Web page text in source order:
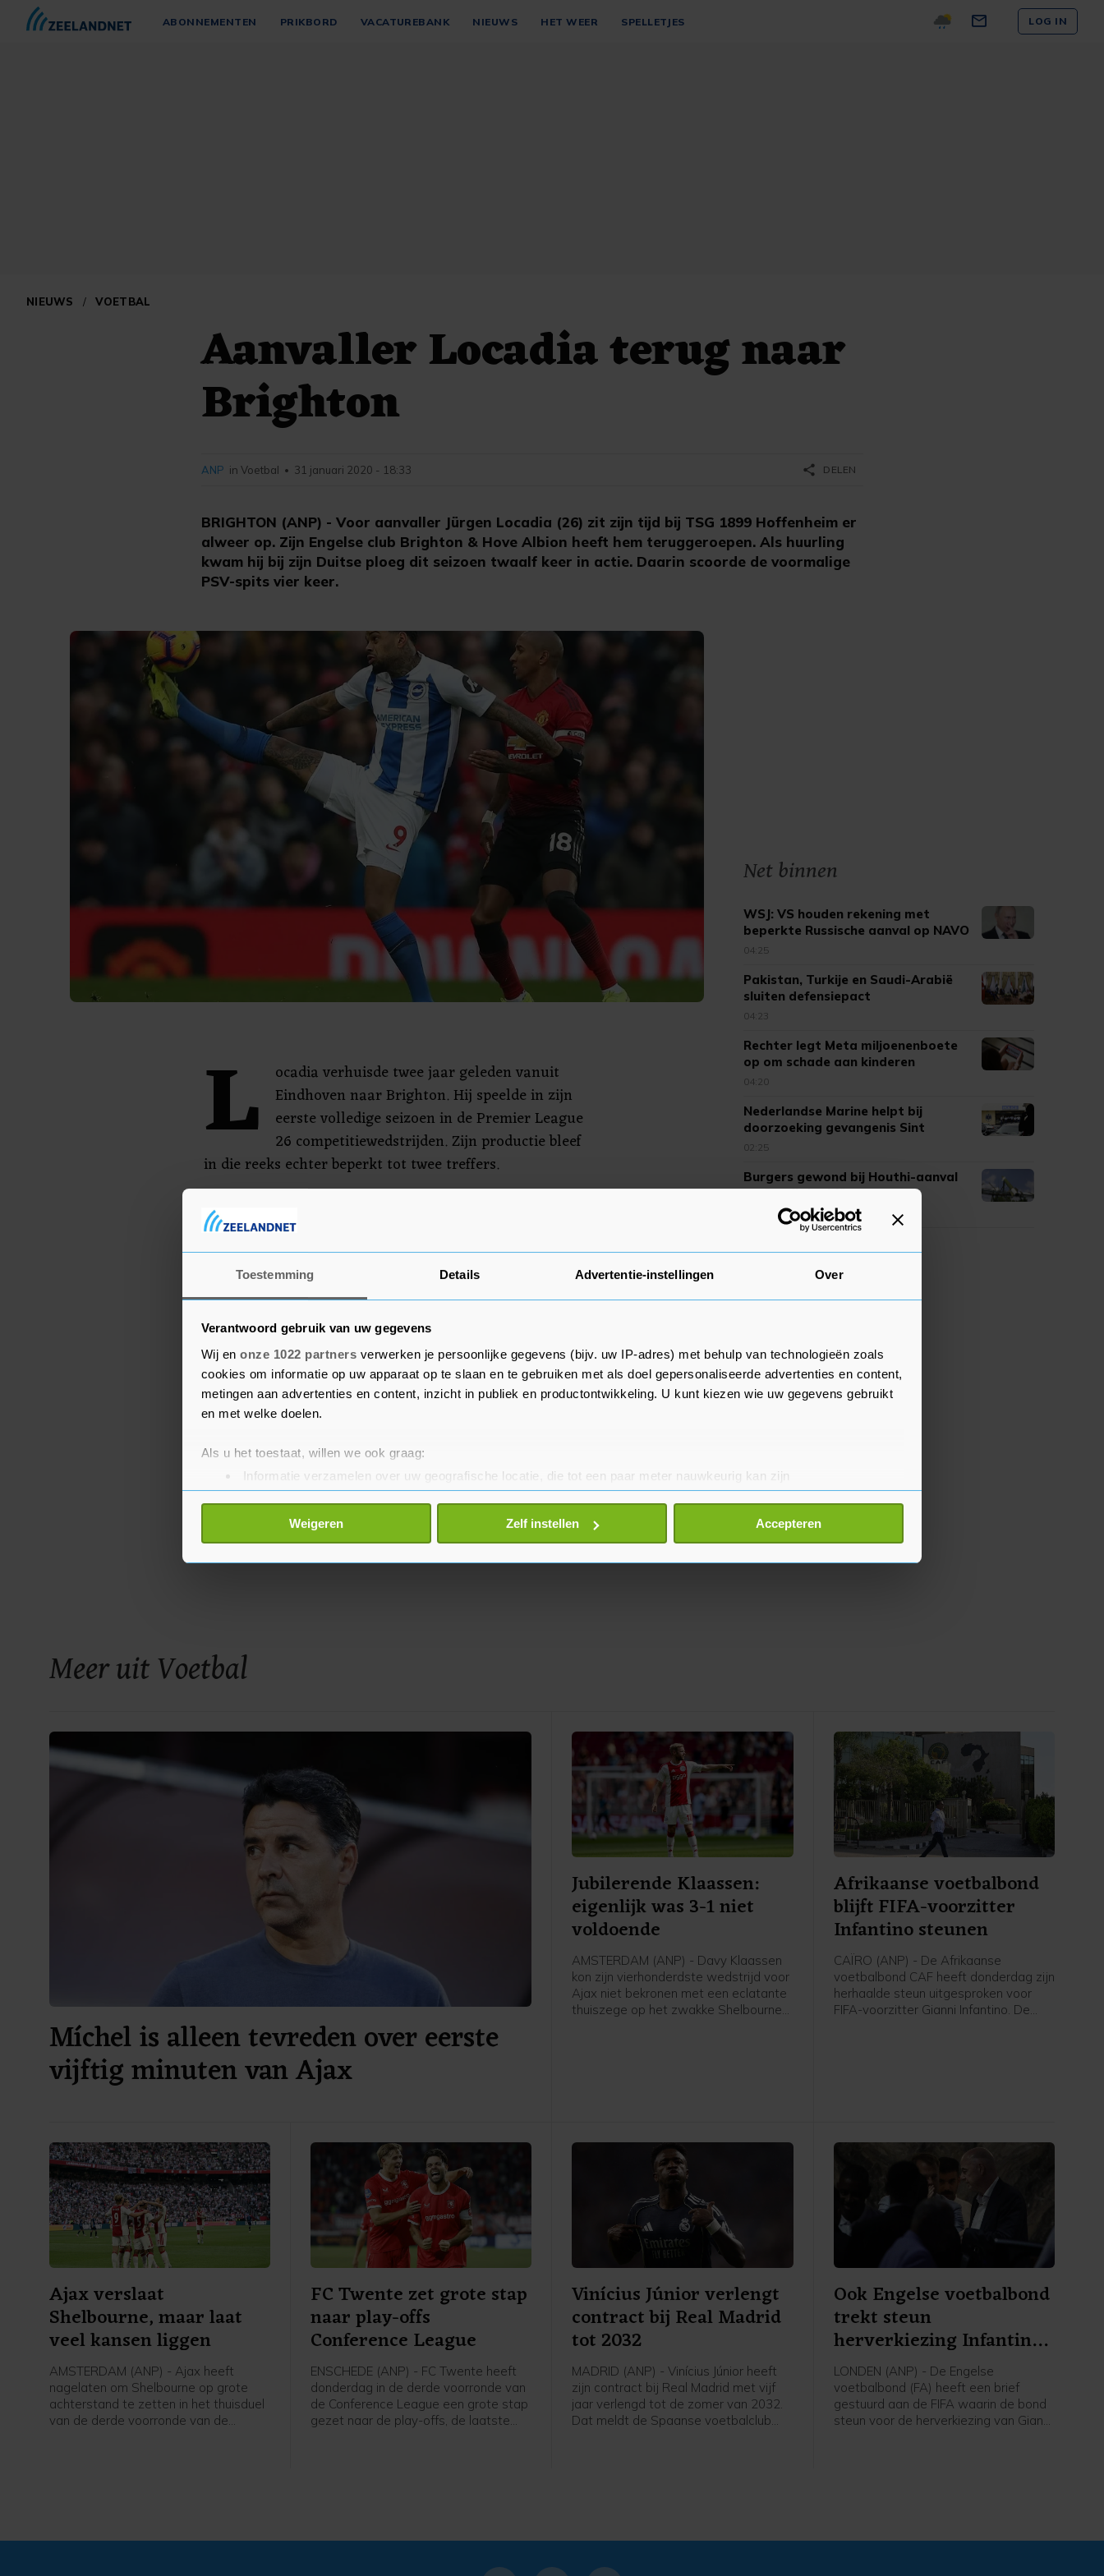
Toestemming Details Advertentie-instellingen Over
Verantwoord gebruik van uw gegevens
Wij en onze 1022 partners verwerken je persoonlijke gegevens (bijv. uw IP-adres) met behulp van technologieën zoals
cookies om informatie op uw apparaat op te slaan en te gebruiken met als doel gepersonaliseerde advertenties en content,
metingen aan advertenties en content, inzicht in publiek en productontwikkeling. U kunt kiezen wie uw gegevens gebruikt
en met welke doelen.
Als u het toestaat, willen we ook graag:
Informatie verzamelen over uw geografische locatie, die tot een paar meter nauwkeurig kan zijn
Uw apparaat identificeren door het actief te scannen op specifieke eigenschappen (fingerprinting)
Lees meer over hoe uw persoonlijke gegevens worden verwerkt en stel uw voorkeuren in het
detailgedeelte
toestemming op elk moment wijzigen of intrekken in de Cookieverklaring.
Weigeren Zelf instellen Accepteren
ABONNEMENTEN PRIKBORD VACATUREBANK NIEUWS HET WEER SPELLETJES LOG IN
NIEUWS / VOETBAL
Aanvaller Locadia terug naar
Brighton
BRIGHTON (ANP) - Voor aanvaller Jürgen Locadia (26) zit zijn tijd bij TSG 1899 Hoffenheim er
alweer op. Zijn Engelse club Brighton & Hove Albion heeft hem teruggeroepen. Als huurling
kwam hij bij zijn Duitse ploeg dit seizoen twaalf keer in actie. Daarin scoorde de voormalige
PSV-spits vier keer.
ANP in Voetbal • 31 januari 2020 - 18:33 share DELEN
L
ocadia verhuisde twee jaar geleden vanuit
Eindhoven naar Brighton. Hij speelde in zijn
eerste volledige seizoen in de Premier League
26 competitiewedstrijden. Zijn productie bleef
in die reeks echter beperkt tot twee treffers.
Volgens mediaberichten zou Locadia graag naar de
Verenigde Staten willen vertrekken. FC Cincinnati zou
hem willen inlijven.
Meer uit Voetbal
Míchel is alleen tevreden over eerste
vijftig minuten van Ajax
Jubilerende Klaassen:
eigenlijk was 3-1 niet
voldoende
AMSTERDAM (ANP) - Davy Klaassen
kon zijn vierhonderdste wedstrijd voor
Ajax niet bekronen met een eclatante
thuiszege op het zwakke Shelbourne
de tegenstander."
Afrikaanse voetbalbond
blijft FIFA-voorzitter
Infantino steunen
CAÏRO (ANP) - De Afrikaanse
voetbalbond CAF heeft donderdag zijn
herhaalde steun uitgesproken voor
FIFA-voorzitter Gianni Infantino. De
Ajax verslaat
Shelbourne, maar laat
veel kansen liggen
AMSTERDAM (ANP) - Ajax heeft
nagelaten om Shelbourne op grote
achterstand te zetten in het thuisduel
van de derde voorronde van de
FC Twente zet grote stap
naar play-offs
Conference League
ENSCHEDE (ANP) - FC Twente heeft
donderdag in de derde voorronde van
de Conference League een grote stap
gezet naar de play-offs, de laatste
Vinícius Júnior verlengt
contract bij Real Madrid
tot 2032
MADRID (ANP) - Vinícius Júnior heeft
zijn contract bij Real Madrid met vijf
jaar verlengd tot de zomer van 2032.
Dat meldt de Spaanse voetbalclub
Ook Engelse voetbalbond
trekt steun
herverkiezing Infantino
in
LONDEN (ANP) - De Engelse
voetbalbond (FA) heeft een brief
gestuurd aan de FIFA waarin de bond
steun voor de herverkiezing van Gianni
Net binnen
WSJ: VS houden rekening met
beperkte Russische aanval op NAVO
04:25
Pakistan, Turkije en Saudi-Arabië
sluiten defensiepact
04:23
Rechter legt Meta miljoenenboete
op om schade aan kinderen
04:20
Nederlandse Marine helpt bij
doorzoeking gevangenis Sint
Maarten
02:25
Burgers gewond bij Houthi-aanval
op Saudi-Arabië